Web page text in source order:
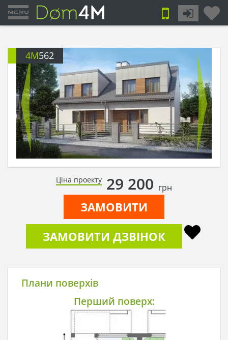
4M562
Ціна проекту 29 200 грн
ЗАМОВИТИ
ЗАМОВИТИ ДЗВІНОК
Плани поверхів
Перший поверх: